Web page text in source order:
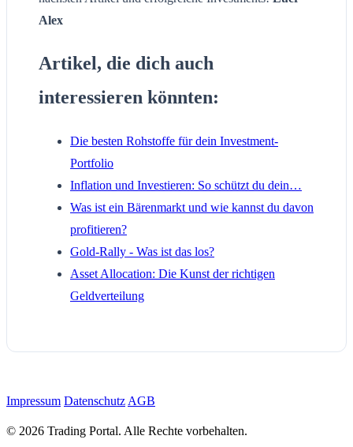
Alex
Artikel, die dich auch
interessieren könnten:
Die besten Rohstoffe für dein Investment-
Portfolio
Inflation und Investieren: So schützt du dein…
Was ist ein Bärenmarkt und wie kannst du davon
profitieren?
Gold-Rally - Was ist das los?
Asset Allocation: Die Kunst der richtigen
Geldverteilung
Impressum Datenschutz AGB
© 2026 Trading Portal. Alle Rechte vorbehalten.